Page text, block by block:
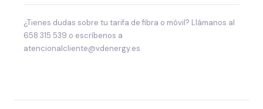
¿Tienes dudas sobre tu tarifa de fibra o móvil? Llámanos al
658 315 539 o escríbenos a
atencionalcliente@vdenergy.es